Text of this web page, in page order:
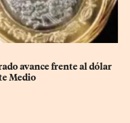
avance frente al dólar
Medio